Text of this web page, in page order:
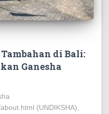
di Bali:
Ganesha
(UNDIKSHA),